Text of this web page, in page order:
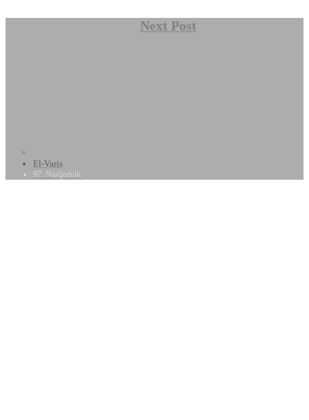
Next Post
El-Varis
97. Nasljednik